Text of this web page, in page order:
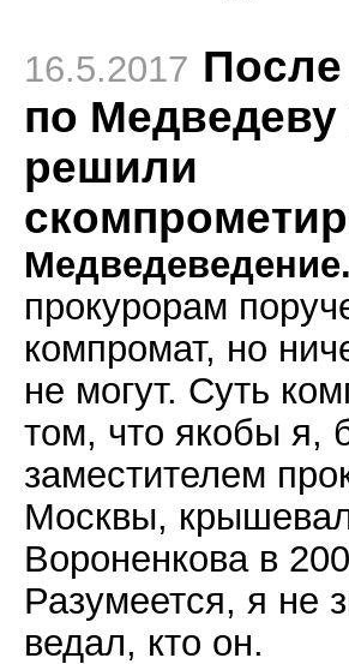
16.5.2017 После
по Медведеву
решили
Медведеведение.
прокурорам
компромат, но
не могут. Суть
том, что якобы я,
заместителем
Москвы,
Вороненкова в
Разумеется, я не
ведал, кто он.